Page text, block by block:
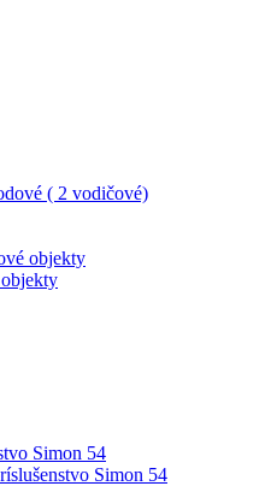
( 2 vodičové)
objekty
Simon 54
Simon 54